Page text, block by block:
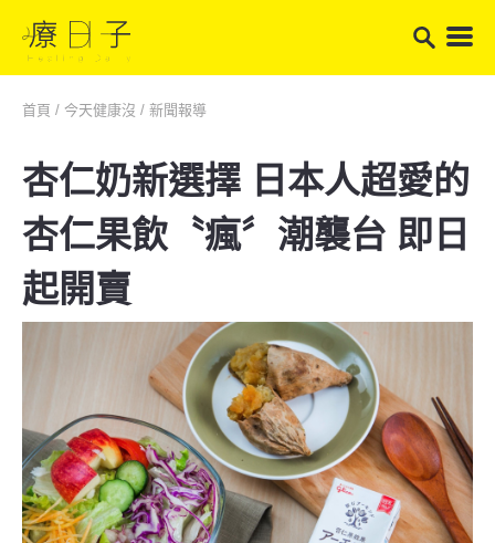
首頁 / 今天健康沒 / 新聞報導
杏仁奶新選擇 日本人超愛的
杏仁果飲〝瘋〞潮襲台 即日
起開賣